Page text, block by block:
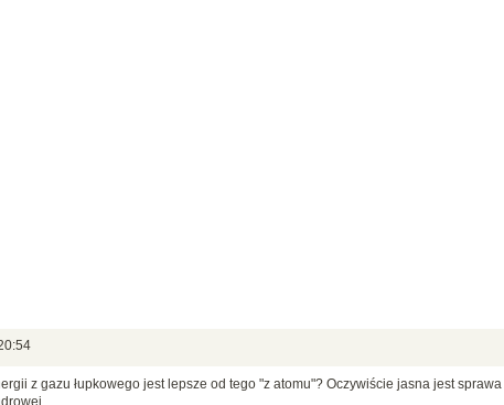
z gazu łupkowego jest lepsze od tego "z atomu"? Oczywiście jasna jest sprawa